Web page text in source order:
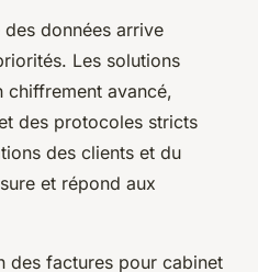
données arrive
Les solutions
chiffrement avancé,
des protocoles stricts
des clients et du
et répond aux
des factures pour cabinet